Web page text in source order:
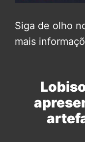
Siga de olho
mais